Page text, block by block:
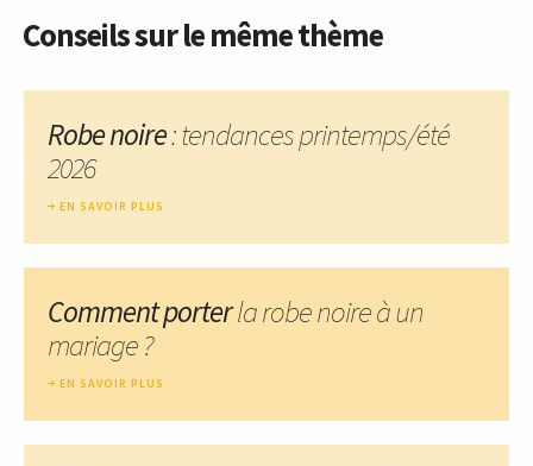
Conseils sur le même thème
Robe noire: tendances printemps/été
2026
EN SAVOIR PLUS
Comment porterla robe noire à un
mariage ?
EN SAVOIR PLUS